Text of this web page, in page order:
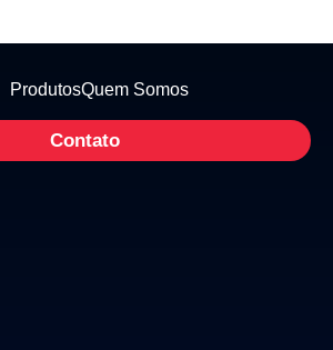
ProdutosQuem Somos
Contato